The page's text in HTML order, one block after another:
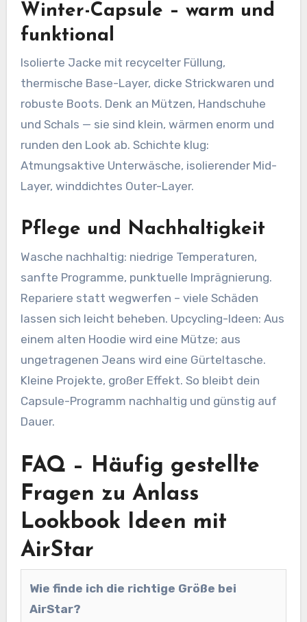
Winter-Capsule – warm und
funktional
Isolierte Jacke mit recycelter Füllung,
thermische Base-Layer, dicke Strickwaren und
robuste Boots. Denk an Mützen, Handschuhe
und Schals — sie sind klein, wärmen enorm und
runden den Look ab. Schichte klug:
Atmungsaktive Unterwäsche, isolierender Mid-
Layer, winddichtes Outer-Layer.
Pflege und Nachhaltigkeit
Wasche nachhaltig: niedrige Temperaturen,
sanfte Programme, punktuelle Imprägnierung.
Repariere statt wegwerfen – viele Schäden
lassen sich leicht beheben. Upcycling-Ideen: Aus
einem alten Hoodie wird eine Mütze; aus
ungetragenen Jeans wird eine Gürteltasche.
Kleine Projekte, großer Effekt. So bleibt dein
Capsule-Programm nachhaltig und günstig auf
Dauer.
FAQ – Häufig gestellte
Fragen zu Anlass
Lookbook Ideen mit
AirStar
Wie finde ich die richtige Größe bei
AirStar?